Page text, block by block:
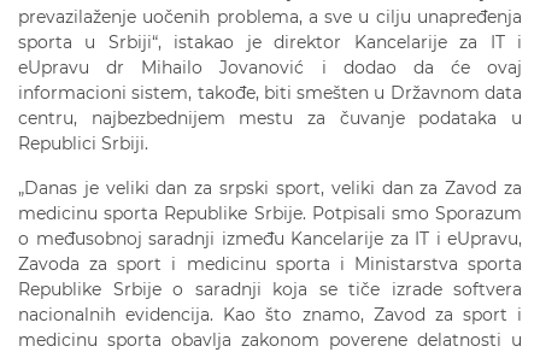
prevazilaženje uočenih problema, a sve u cilju unapređenja
sporta u Srbiji“, istakao je direktor Kancelarije za IT i
eUpravu dr Mihailo Jovanović i dodao da će ovaj
informacioni sistem, takođe, biti smešten u Državnom data
centru, najbezbednijem mestu za čuvanje podataka u
Republici Srbiji.
„Danas je veliki dan za srpski sport, veliki dan za Zavod za
medicinu sporta Republike Srbije. Potpisali smo Sporazum
o međusobnoj saradnji između Kancelarije za IT i eUpravu,
Zavoda za sport i medicinu sporta i Ministarstva sporta
Republike Srbije o saradnji koja se tiče izrade softvera
nacionalnih evidencija. Kao što znamo, Zavod za sport i
medicinu sporta obavlja zakonom poverene delatnosti u